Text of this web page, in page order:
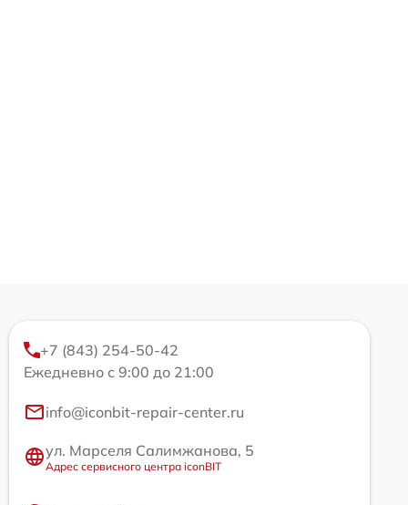
+7 (843) 254-50-42
Ежедневно с 9:00 до 21:00
info@iconbit-repair-center.ru
ул. Марселя Салимжанова, 5
Адрес сервисного центра iconBIT